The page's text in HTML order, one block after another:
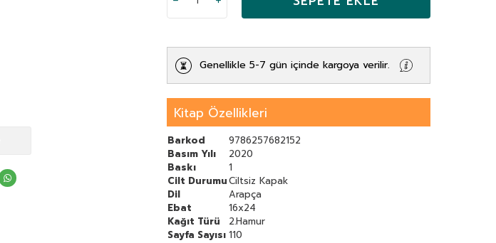
Genellikle 5-7 gün içinde kargoya verilir.
Kitap Özellikleri
Barkod
9786257682152
Basım Yılı
2020
Baskı
1
Cilt DurumuCiltsiz Kapak
Dil
Arapça
Ebat
16x24
Kağıt Türü
2.Hamur
Sayfa Sayısı 110